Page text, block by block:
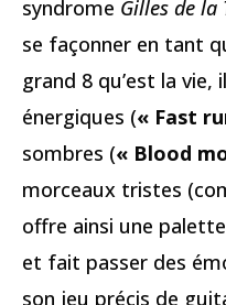
syndrome Gilles de la
se façonner en tant
grand 8 qu’est la
énergiques (« Fast
sombres (« Blood
morceaux tristes
offre ainsi une
et fait passer des
son jeu précis de